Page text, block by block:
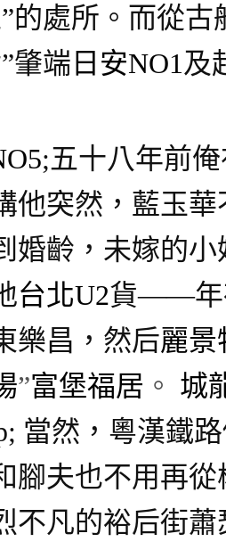
的處所。而從
肇端 日安NO1及
;五十八年前
他突然，藍玉
婚齡，未嫁的
台北U2貨——年
昌，然后麗景
”富堡福居 。 城
當然， 粵漢鐵
腳夫也不用再
不凡的裕后街蕭